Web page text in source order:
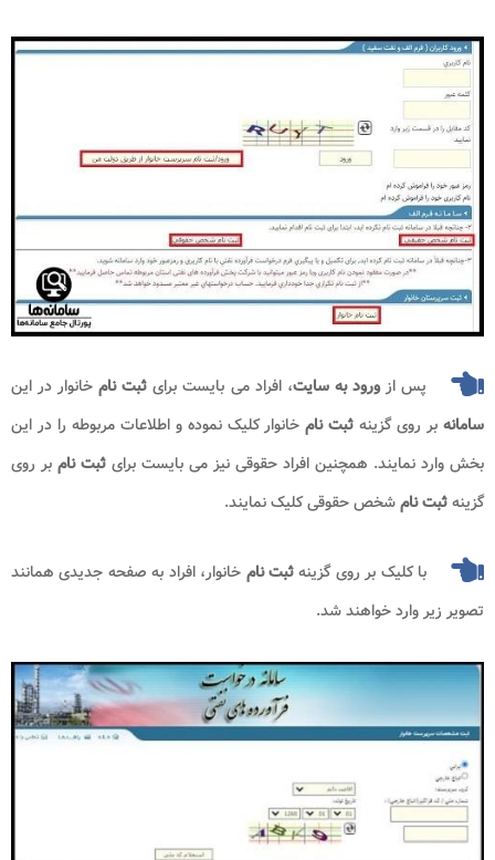
پس ازورود به سایت، افراد می بایست برای ثبت نام خانوار در این
سامانه بر روی گزینه ثبت نامخانوار کلیک نموده و اطلاعات مربوطه را در این
بخش وارد نمایند. همچنین افراد حقوقی نیز می بایست برای ثبت نام بر روی
گزینهثبت نامشخص حقوقی کلیک نمایند.
با کلیک بر روی گزینهثبت نام خانوار، افراد به صفحه جدیدی همانند
تصویر زیر وارد خواهند شد.